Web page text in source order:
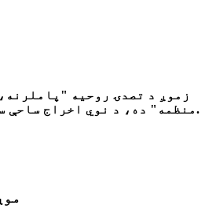
زموږ د تصدۍ روحیه
منظمه" ده، د نوي اخراج ساحې سپړلو ته دوام ورکوو.